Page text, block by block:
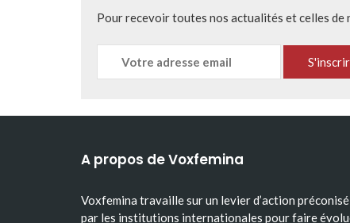
Pour recevoir toutes nos actualités et celles de
A propos de Voxfemina
Voxfemina travaille sur un levier d’action préconisé
par les institutions internationales pour faire